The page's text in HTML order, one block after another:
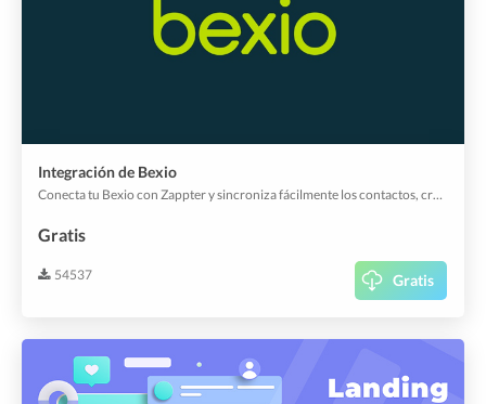
Integración de Bexio
Conecta tu Bexio con Zappter y sincroniza fácilmente los contactos, crea facturas y mucho más.
Gratis
54537 Gratis